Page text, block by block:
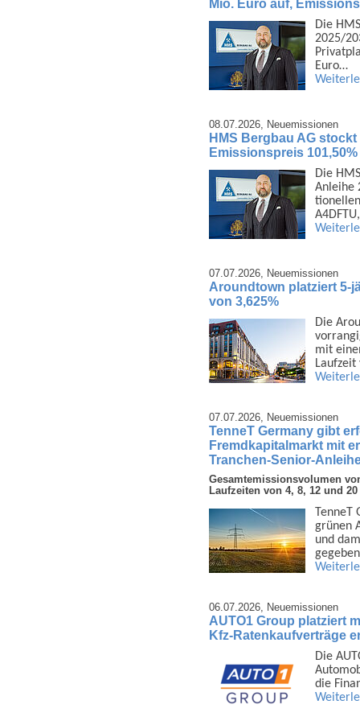
Mio. Euro auf,
Die
2025/
Euro…
08.07.2026, Neuemissionen
HMS Bergbau AG stockt
Emissionspreis 101,50%
Die
Anleihe
07.07.2026, Neuemissionen
Aroundtown platziert 5-
von 3,625%
Die
mit
Laufzeit
07.07.2026, Neuemissionen
TenneT Germany gibt
Fremdkapitalmarkt mit
Tranchen-Senior-
Gesamtemissionsvolumen
Laufzeiten von 4, 8, 12 und
grünen
und
06.07.2026, Neuemissionen
AUTO1 Group platziert
Kfz-Ratenkaufverträge
Die
die